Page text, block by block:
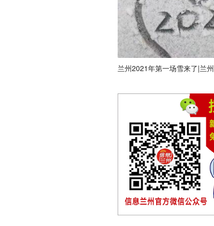
兰州2021年第一场雪来了|兰州